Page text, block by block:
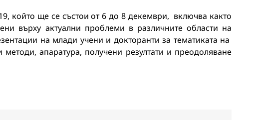
който ще се състои от 6 до 8 декември, включва както
върху актуални проблеми в различните области на
на млади учени и докторанти за тематиката на
апаратура, получени резултати и преодоляване